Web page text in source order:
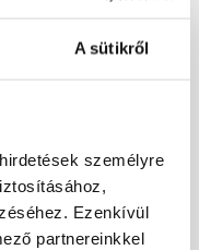
A sütikről
személyre
Ezenkívül
partnereinkkel
kapart 1,5
Ft/ db